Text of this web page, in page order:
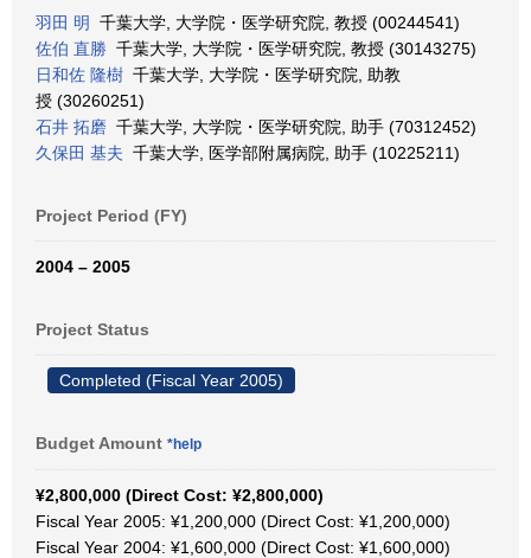
羽田 明
千葉大学, 大学院・医学研究院, 教授 (00244541)
佐伯 直勝 千葉大学, 大学院・医学研究院, 教授 (30143275)
日和佐 隆樹 千葉大学, 大学院・医学研究院, 助教
授 (30260251)
石井 拓磨 千葉大学, 大学院・医学研究院, 助手 (70312452)
久保田 基夫 千葉大学, 医学部附属病院, 助手 (10225211)
Project Period (FY)
2004 – 2005
Project Status
Completed (Fiscal Year 2005)
Budget Amount *help
¥2,800,000 (Direct Cost: ¥2,800,000)
Fiscal Year 2005: ¥1,200,000 (Direct Cost: ¥1,200,000)
Fiscal Year 2004: ¥1,600,000 (Direct Cost: ¥1,600,000)